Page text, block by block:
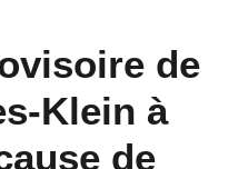
de
Klein à
de